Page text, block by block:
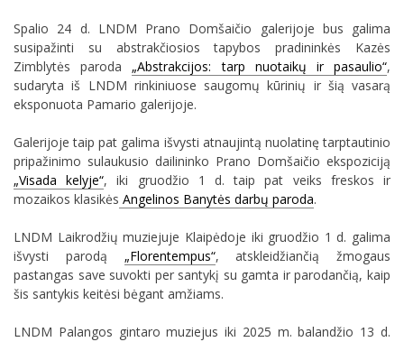
Spalio 24 d. LNDM Prano Domšaičio galerijoje bus galima
susipažinti su abstrakčiosios tapybos pradininkės Kazės
Zimblytės paroda „Abstrakcijos: tarp nuotaikų ir pasaulio“,
sudaryta iš LNDM rinkiniuose saugomų kūrinių ir šią vasarą
eksponuota Pamario galerijoje.
Galerijoje taip pat galima išvysti atnaujintą nuolatinę tarptautinio
pripažinimo sulaukusio dailininko Prano Domšaičio ekspoziciją
„Visada kelyje“, iki gruodžio 1 d. taip pat veiks freskos ir
mozaikos klasikės Angelinos Banytės darbų paroda.
LNDM Laikrodžių muziejuje Klaipėdoje iki gruodžio 1 d. galima
išvysti parodą „Florentempus“, atskleidžiančią žmogaus
pastangas save suvokti per santykį su gamta ir parodančią, kaip
šis santykis keitėsi bėgant amžiams.
LNDM Palangos gintaro muziejus iki 2025 m. balandžio 13 d.